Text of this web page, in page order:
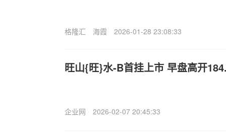
格隆汇 海霞 2026-01-28 23:08:33
旺山{旺}水-B首挂上市 早盘高开
企业网 2026-02-07 20:45:33